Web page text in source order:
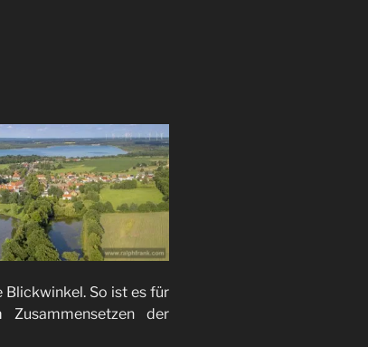
Blickwinkel. So ist es für
der